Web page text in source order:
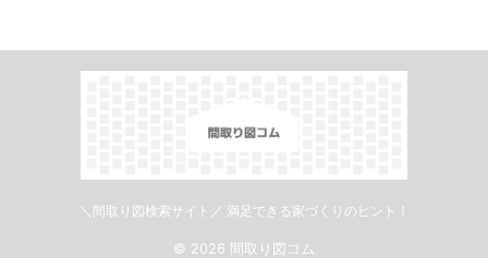
＼間取り図検索サイト／ 満足できる家づくりのヒント！
© 2026 間取り図コム